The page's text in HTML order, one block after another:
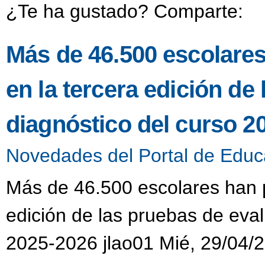
¿Te ha gustado? Comparte:
Más de 46.500
en la tercera edición
diagnóstico del curso
Novedades del Portal de
Más de 46.500 escolares
edición de las pruebas de
2025-2026 jlao01 Mié, 29/04/